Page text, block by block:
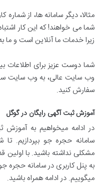
مثالا، دیگر سامانه ها، از
شما می خواهند! که این کار
زیرا خدمات ما آنلاین است و ما
شما دوست عزیز برای اطلاعات
وب سایت عالی، به وب سایت
سفارش کنید.
آموزش ثبت آگهی رایگان در گوگل
در ادامه میخواهیم به
سامانه حجره جو بپردازیم.
مشکلی نداشته باشید. با اولین
به پنل کاربری در سامانه حجره
میگوییم. در ادامه همراه باشید.